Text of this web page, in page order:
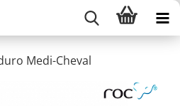
Medi-Cheval